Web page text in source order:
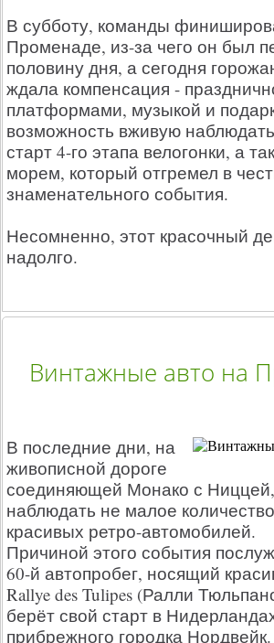
В субботу, команды
Променаде, из-за чего он был
половину дня, а сегодня
ждала компенсация -
платформами, музыкой и
возможность вживую наблюдать
старт 4-го этапа велогонки, а
морем, который отгремел в
знаменательного события.
Несомненно, этот красочный
надолго.
Винтажные авто на
В последние дни, на
живописной дороге
соединяющей Монако с
наблюдать не малое
красивых ретро-автомобилей.
Причиной этого события
60-й автопробег, носящий
Rallye des Tulipes (Ралли
берёт свой старт в
прибрежного городка Нордвейк.